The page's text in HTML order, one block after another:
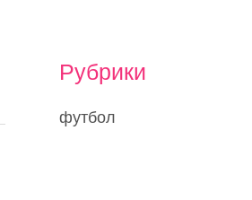
Рубрики
футбол